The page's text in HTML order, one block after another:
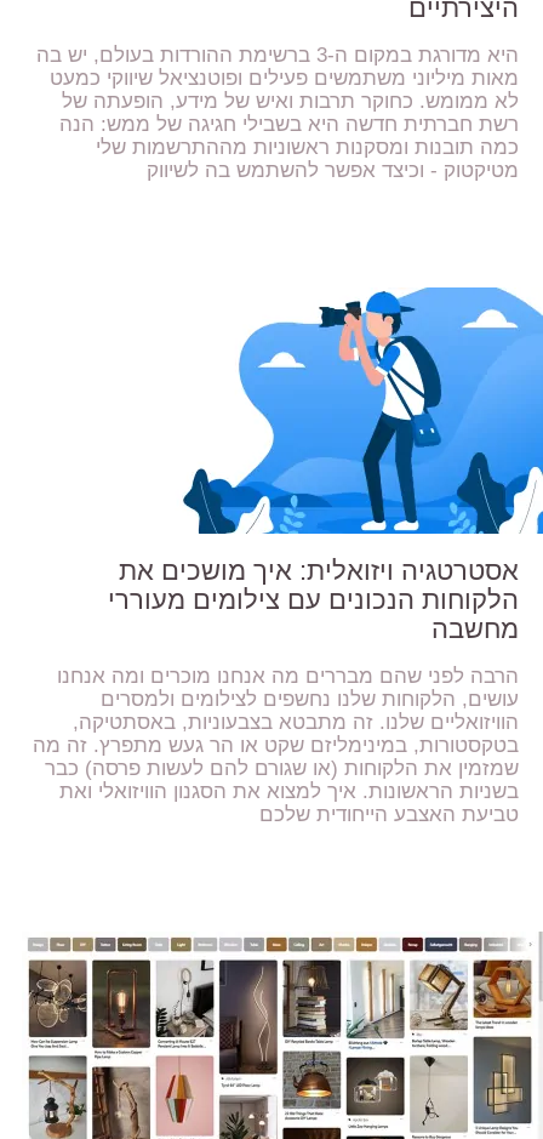
היצירתיים
היא מדורגת במקום ה-3 ברשימת ההורדות בעולם, יש בה
מאות מיליוני משתמשים פעילים ופוטנציאל שיווקי כמעט
לא ממומש. כחוקר תרבות ואיש של מידע, הופעתה של
רשת חברתית חדשה היא בשבילי חגיגה של ממש: הנה
כמה תובנות ומסקנות ראשוניות מההתרשמות שלי
מטיקטוק - וכיצד אפשר להשתמש בה לשיווק
אסטרטגיה ויזואלית: איך מושכים את
הלקוחות הנכונים עם צילומים מעוררי
מחשבה
הרבה לפני שהם מבררים מה אנחנו מוכרים ומה אנחנו
עושים, הלקוחות שלנו נחשפים לצילומים ולמסרים
הוויזואליים שלנו. זה מתבטא בצבעוניות, באסתטיקה,
בטקסטורות, במינימליזם שקט או הר געש מתפרץ. זה מה
שמזמין את הלקוחות (או שגורם להם לעשות פרסה) כבר
בשניות הראשונות. איך למצוא את הסגנון הוויזואלי ואת
טביעת האצבע הייחודית שלכם